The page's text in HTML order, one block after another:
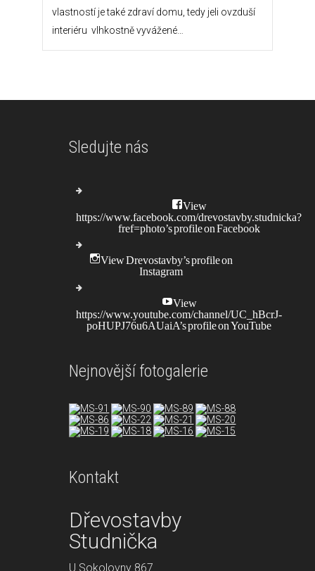
vlastností je také zdraví domu, tedy jeli ovzduší
interiéru vlhkostně vyvážené…
Sledujte nás
View
https://www.facebook.com/drevostavby.studnicka?
fref=photo’s profile on Facebook
View Drevostavby’s profile on
Instagram
View
https://www.youtube.com/channel/UC_hBcrJ-
poHUPJ76u6AUaiA’s profile on YouTube
Nejnovější fotogalerie
Kontakt
Dřevostavby
Studnička
U Sokolovny 867
purposes only For development purposes only